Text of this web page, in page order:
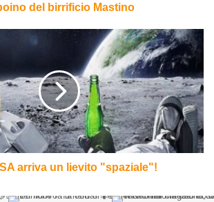
del birrificio Mastino
arriva un lievito "spaziale"!